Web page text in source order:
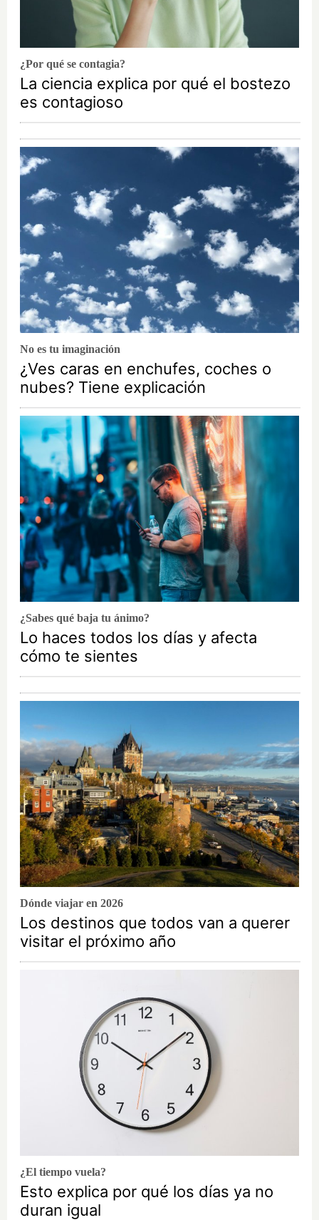
¿Por qué se contagia?
La ciencia explica por qué el bostezo
es contagioso
No es tu imaginación
¿Ves caras en enchufes, coches o
nubes? Tiene explicación
¿Sabes qué baja tu ánimo?
Lo haces todos los días y afecta
cómo te sientes
Dónde viajar en 2026
Los destinos que todos van a querer
visitar el próximo año
¿El tiempo vuela?
Esto explica por qué los días ya no
duran igual